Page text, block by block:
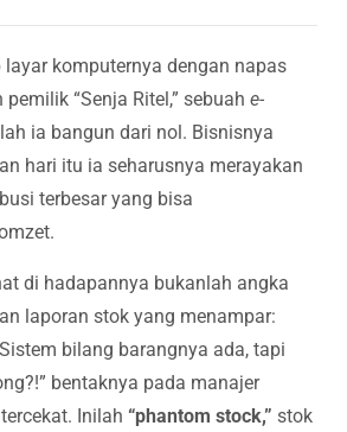
komputernya dengan napas
“Senja Ritel,” sebuah e-
ia bangun dari nol. Bisnisnya
hari itu ia seharusnya merayakan
terbesar yang bisa
di hadapannya bukanlah angka
laporan stok yang menampar:
bilang barangnya ada, tapi
bentaknya pada manajer
Inilah “phantom stock,” stok